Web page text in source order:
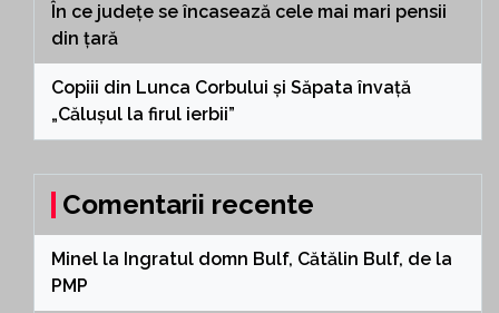
În ce județe se încasează cele mai mari pensii
din țară
Copiii din Lunca Corbului și Săpata învață
„Călușul la firul ierbii”
Comentarii recente
Minel la Ingratul domn Bulf, Cătălin Bulf, de la
PMP